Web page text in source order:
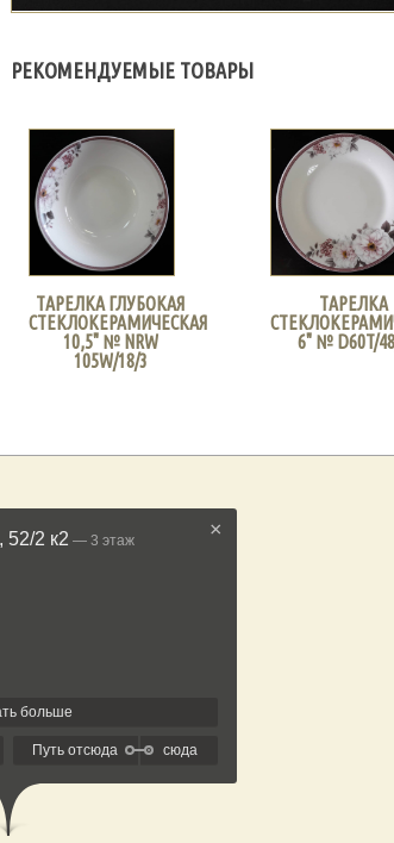
РЕКОМЕНДУЕМЫЕ ТОВАРЫ
ТАРЕЛКА ГЛУБОКАЯ
СТЕКЛОКЕРАМИЧЕСКАЯ
10,5" № NRW
105W/18/3
ТАРЕЛКА
6" № D60T/